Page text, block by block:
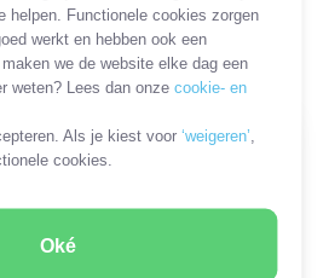
helpen. Functionele cookies zorgen
werkt en hebben ook een
we de website elke dag een
weten? Lees dan onzecookie- en
Als je kiest voor‘weigeren’
cookies.
Oké
SORTEER OP